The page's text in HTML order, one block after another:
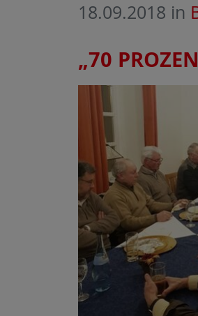
18.09.2018 in
„70